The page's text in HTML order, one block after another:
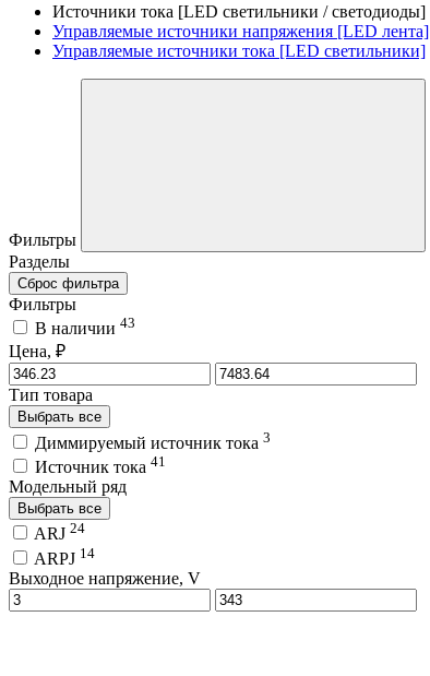
Источники тока [LED светильники / светодиоды]
Управляемые источники напряжения [LED лента]
Управляемые источники тока [LED светильники]
Фильтры
Разделы
Сброс фильтра
Фильтры
В наличии 43
Цена, ₽
Тип товара
Выбрать все
Диммируемый источник тока 3
Источник тока 41
Модельный ряд
Выбрать все
ARJ 24
ARPJ 14
Выходное напряжение, V